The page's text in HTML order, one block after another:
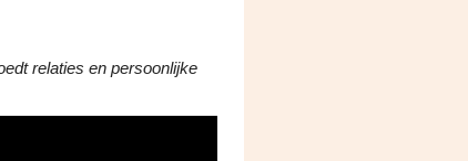
relaties en persoonlijke